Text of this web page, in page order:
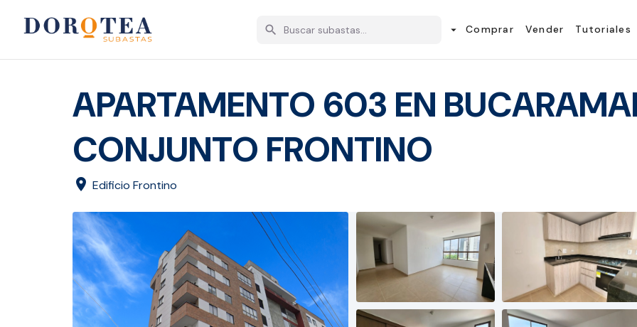
search arrow_drop_down Comprar Vender Tutoriales
APARTAMENTO 603 EN
CONJUNTO FRONTINO
location_on Edificio Frontino